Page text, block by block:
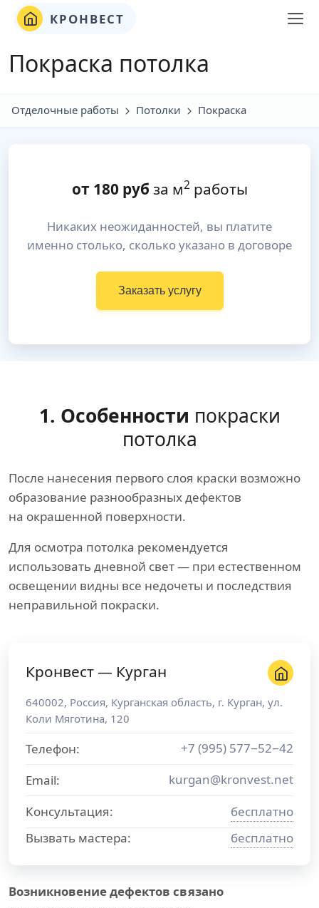
КРОНВЕСТ
Покраска потолка
Отделочные работы Потолки Покраска
от 180руб за м2работы
Никаких неожиданностей, вы платите
именно столько, сколько указано в договоре
Заказать услугу
1. Особенности покраски
потолка
После нанесения первого слоя краски возможно
образование разнообразных дефектов
на окрашенной поверхности.
Для осмотра потолка рекомендуется
использовать дневной свет — при естественном
освещении видны все недочеты и последствия
неправильной покраски.
Кронвест — Курган
640002, Россия, Курганская область, г. Курган, ул.
Коли Мяготина, 120
Телефон:
+7 (995) 577−52−42
Email:
kurgan@kronvest.net
Консультация:
бесплатно
Вызвать мастера:
бесплатно
Возникновение дефектов связано